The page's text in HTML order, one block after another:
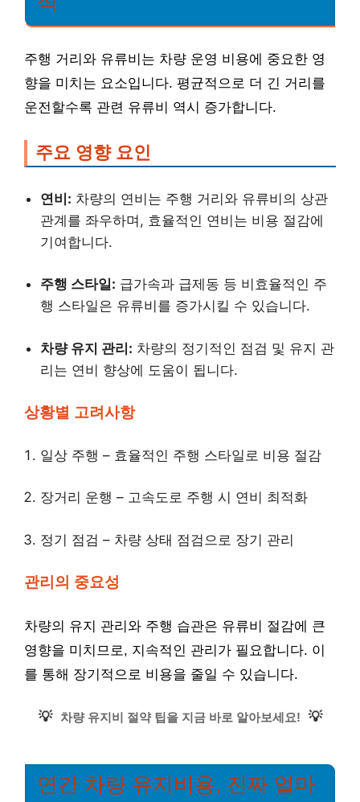
주행 거리와 유류비는 차량 운영 비용에 중요한 영
향을 미치는 요소입니다. 평균적으로 더 긴 거리를
운전할수록 관련 유류비 역시 증가합니다.
주요 영향 요인
연비: 차량의 연비는 주행 거리와 유류비의 상관
관계를 좌우하며, 효율적인 연비는 비용 절감에
기여합니다.
주행 스타일: 급가속과 급제동 등 비효율적인 주
행 스타일은 유류비를 증가시킬 수 있습니다.
차량 유지 관리: 차량의 정기적인 점검 및 유지 관
리는 연비 향상에 도움이 됩니다.
상황별 고려사항
일상 주행 – 효율적인 주행 스타일로 비용 절감
장거리 운행 – 고속도로 주행 시 연비 최적화
정기 점검 – 차량 상태 점검으로 장기 관리
관리의 중요성
차량의 유지 관리와 주행 습관은 유류비 절감에 큰
영향을 미치므로, 지속적인 관리가 필요합니다. 이
를 통해 장기적으로 비용을 줄일 수 있습니다.
💡 차량 유지비 절약 팁을 지금 바로 알아보세요! 💡
연간 차량 유지비용, 진짜 얼마